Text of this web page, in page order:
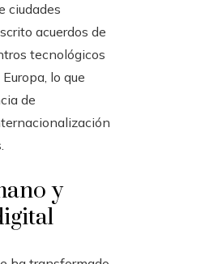
ciudades
acuerdos de
tecnológicos
lo que
de
y